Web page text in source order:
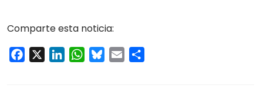
Comparte esta noticia:
Facebook LinkedInWhatsApp
Bluesky
Email